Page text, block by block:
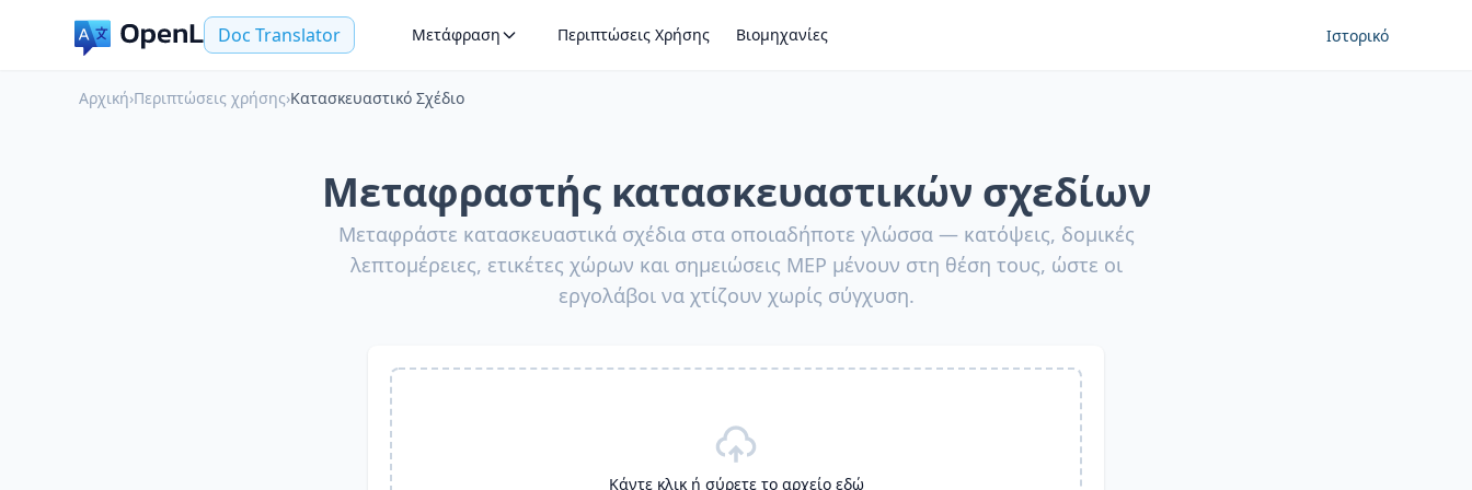
Doc Translator Μετάφραση Περιπτώσεις Χρήσης Βιομηχανίες Ιστορικό
Αρχική›Περιπτώσεις χρήσης›Κατασκευαστικό Σχέδιο
Μεταφραστής κατασκευαστικών σχεδίων
Μεταφράστε κατασκευαστικά σχέδια στα οποιαδήποτε γλώσσα — κατόψεις, δομικές
λεπτομέρειες, ετικέτες χώρων και σημειώσεις MEP μένουν στη θέση τους, ώστε οι
εργολάβοι να χτίζουν χωρίς σύγχυση.
Κάντε κλικ ή σύρετε το αρχείο εδώ